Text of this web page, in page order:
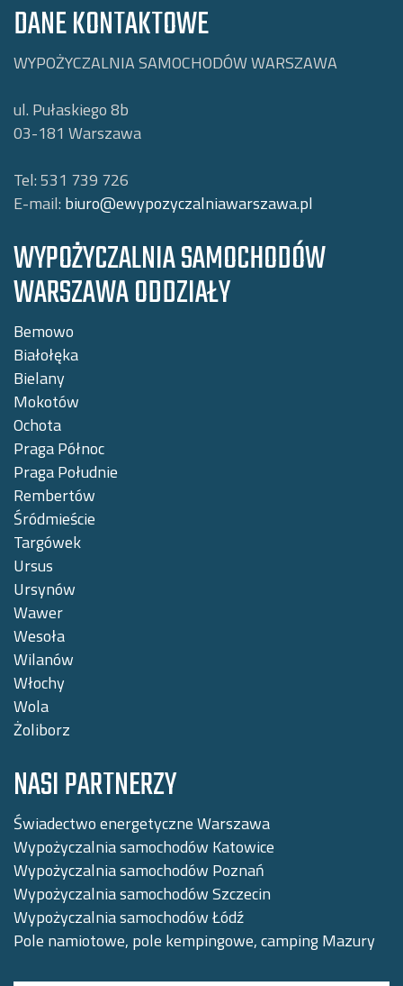
DANE KONTAKTOWE
WYPOŻYCZALNIA SAMOCHODÓW WARSZAWA
ul. Pułaskiego 8b
03-181 Warszawa
Tel:531 739 726
E-mail: biuro@ewypozyczalniawarszawa.pl
WYPOŻYCZALNIA SAMOCHODÓW
WARSZAWA ODDZIAŁY
Bemowo
Białołęka
Bielany
Mokotów
Ochota
Praga Północ
Praga Południe
Rembertów
Śródmieście
Targówek
Ursus
Ursynów
Wawer
Wesoła
Wilanów
Włochy
Wola
Żoliborz
NASI PARTNERZY
Świadectwo energetyczne Warszawa
Wypożyczalnia samochodów Katowice
Wypożyczalnia samochodów Poznań
Wypożyczalnia samochodów Szczecin
Wypożyczalnia samochodów Łódź
Pole namiotowe, pole kempingowe, camping Mazury